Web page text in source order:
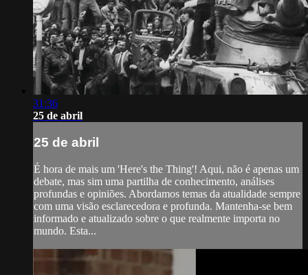
31:36
25 de abril
25 de abril
É hora de mais um 'Here's the Thing'! Aqui, não é apenas um
debate, mas sim uma partilha de conhecimento, análises
profundas e opiniões. Abordamos temas da atualidade sempre
com uma visão esclarecedora e profunda. Mantenha-se bem
informado e atualizado sobre o que realmente importa no
mundo. Esta...